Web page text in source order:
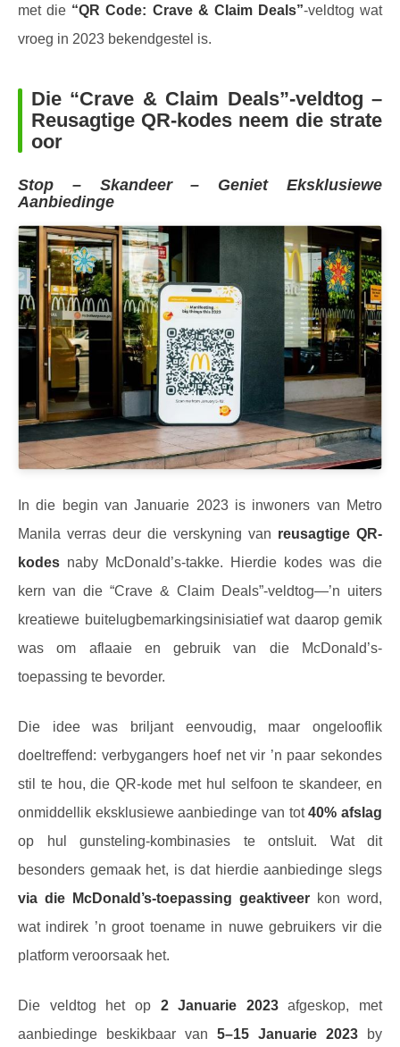
met die “QR Code: Crave & Claim Deals”-veldtog wat
vroeg in 2023 bekendgestel is.
Die “Crave & Claim Deals”-veldtog –
Reusagtige QR-kodes neem die strate
oor
Stop – Skandeer – Geniet Eksklusiewe
Aanbiedinge
In die begin van Januarie 2023 is inwoners van Metro
Manila verras deur die verskyning van reusagtige QR-
kodes naby McDonald’s-takke. Hierdie kodes was die
kern van die “Crave & Claim Deals”-veldtog—’n uiters
kreatiewe buitelugbemarkingsinisiatief wat daarop gemik
was om aflaaie en gebruik van die McDonald’s-
toepassing te bevorder.
Die idee was briljant eenvoudig, maar ongelooflik
doeltreffend: verbygangers hoef net vir ’n paar sekondes
stil te hou, die QR-kode met hul selfoon te skandeer, en
onmiddellik eksklusiewe aanbiedinge van tot40% afslag
op hul gunsteling-kombinasies te ontsluit. Wat dit
besonders gemaak het, is dat hierdie aanbiedinge slegs
via die McDonald’s-toepassing geaktiveer kon word,
wat indirek ’n groot toename in nuwe gebruikers vir die
platform veroorsaak het.
Die veldtog het op 2 Januarie 2023afgeskop, met
aanbiedinge beskikbaar van 5–15 Januarie 2023 by